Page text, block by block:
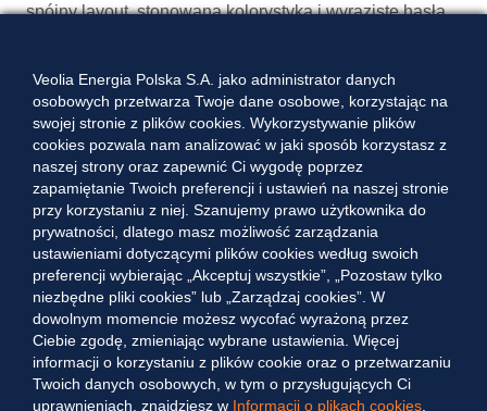
spójny layout, stonowana kolorystyka i wyraziste hasła
360, Afekt Sp. z o.o., oferująca zintegrowane
rozwiązania marketingowe klientom w Polsce
i za granicą. Za działania media relations odpowiada
agencja NoisePR.
Kontakt
Veolia Energia Polska S.A.
ul. Puławska 2
Veolia Energia Polska S.A. jako administrator danych
osobowych przetwarza Twoje dane osobowe, korzystając na
swojej stronie z plików cookies. Wykorzystywanie plików
cookies pozwala nam analizować w jaki sposób korzystasz z
naszej strony oraz zapewnić Ci wygodę poprzez
zapamiętanie Twoich preferencji i ustawień na naszej stronie
przy korzystaniu z niej. Szanujemy prawo użytkownika do
prywatności, dlatego masz możliwość zarządzania
ustawieniami dotyczącymi plików cookies według swoich
preferencji wybierając „Akceptuj wszystkie”, „Pozostaw tylko
niezbędne pliki cookies” lub „Zarządzaj cookies”. W
dowolnym momencie możesz wycofać wyrażoną przez
Ciebie zgodę, zmieniając wybrane ustawienia. Więcej
informacji o korzystaniu z plików cookie oraz o przetwarzaniu
Twoich danych osobowych, w tym o przysługujących Ci
uprawnieniach, znajdziesz w Informacji o plikach cookies